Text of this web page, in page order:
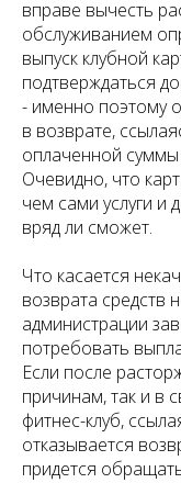
вправе вычесть
обслуживанием
выпуск клубной
подтверждаться
- именно поэтому
в возврате,
оплаченной суммы
Очевидно, что
чем сами услуги и
вряд ли сможет.
Что касается
возврата средств
администрации
потребовать
Если после
причинам, так и в
фитнес-клуб,
отказывается
придется